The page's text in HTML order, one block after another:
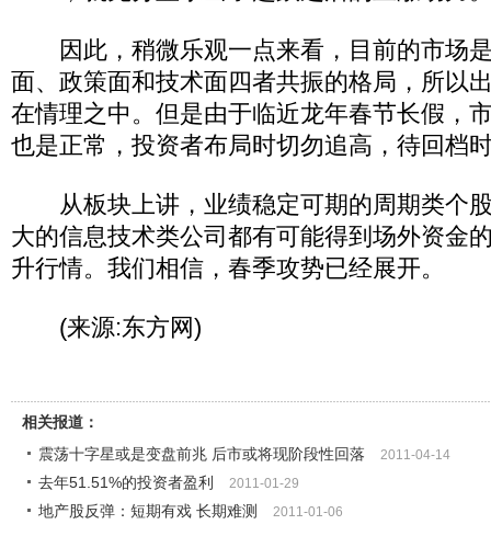
因此，稍微乐观一点来看，目前的市场
面、政策面和技术面四者共振的格局，所以
在情理之中。但是由于临近龙年春节长假，
也是正常，投资者布局时切勿追高，待回档
从板块上讲，业绩稳定可期的周期类个
大的信息技术类公司都有可能得到场外资金
升行情。我们相信，春季攻势已经展开。
(来源:东方网)
相关报道：
震荡十字星或是变盘前兆 后市或将现阶段性回落
2011-04-14
去年51.51%的投资者盈利 2011-01-29
地产股反弹：短期有戏 长期难测 2011-01-06